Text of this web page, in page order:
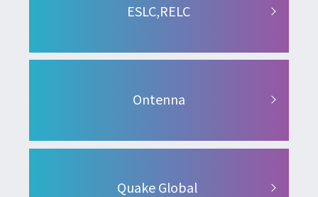
ESLC,RELC
Ontenna
Quake Global